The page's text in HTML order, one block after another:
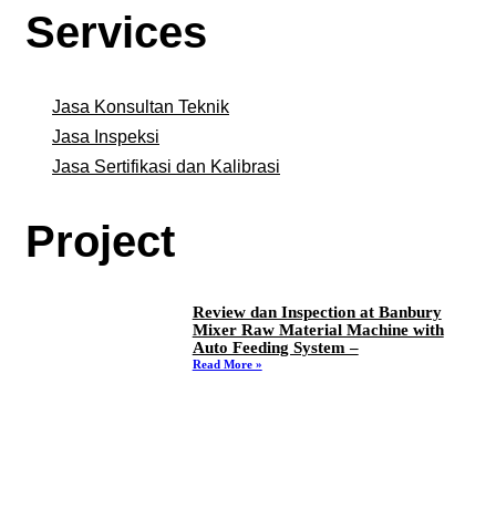
Services
Jasa Konsultan Teknik
Jasa Inspeksi
Jasa Sertifikasi dan Kalibrasi
Project
Review dan Inspection at Banbury
Mixer Raw Material Machine with
Auto Feeding System –
Read More »